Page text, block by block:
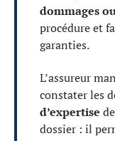
dommages
procédure et
garanties.
L’assureur
constater les
d’expertise
dossier : il